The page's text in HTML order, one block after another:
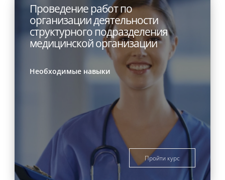
Проведение работ по
организации деятельности
структурного подразделения
медицинской организации
Необходимые навыки
Пройти курс